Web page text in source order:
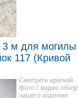
3 м для могилы
117 (Кривой
Смотрите краткий
фото / видео обзор
нашего изделия